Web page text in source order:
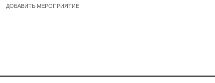
ДОБАВИТЬ МЕРОПРИЯТИЕ